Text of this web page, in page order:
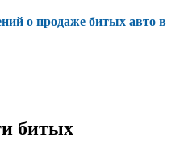
о продаже битых авто в
битых